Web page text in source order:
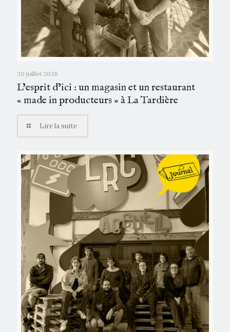
20 juillet 2026
L’esprit d’ici : un magasin et un restaurant
« made in producteurs » à La Tardière
Lire la suite